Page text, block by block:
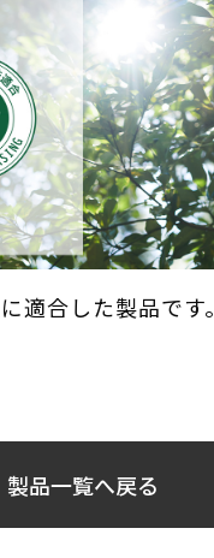
適合した製品です。
製品一覧へ戻る